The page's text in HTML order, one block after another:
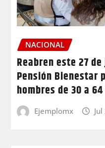
NACIONAL
Reabren este 27
Pensión Bienestar
hombres de 30 a
Ejemplomx